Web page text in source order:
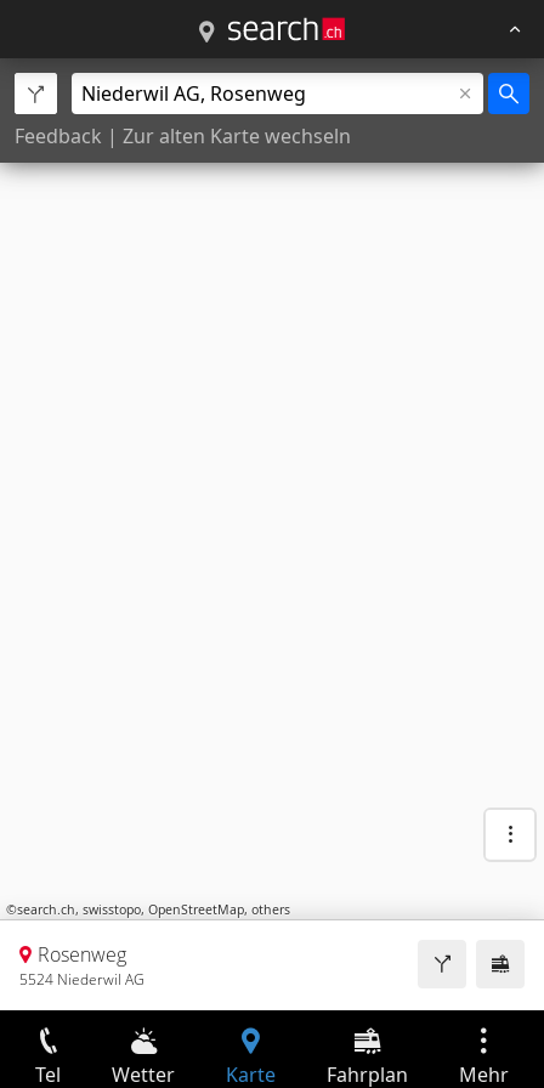
Feedback | Zur alten Karte wechseln
©search.ch, swisstopo, OpenStreetMap, others
Rosenweg
5524 Niederwil AG
Tel Wetter Karte Fahrplan Mehr